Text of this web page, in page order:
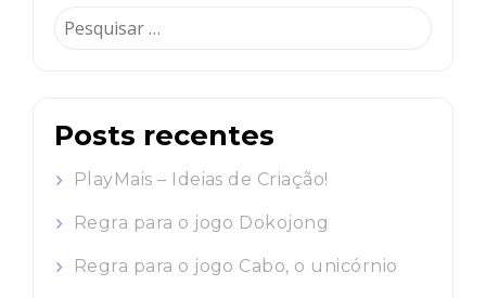
Pesquisar
Posts recentes
PlayMais – Ideias de Criação!
Regra para o jogo Dokojong
Regra para o jogo Cabo, o unicórnio